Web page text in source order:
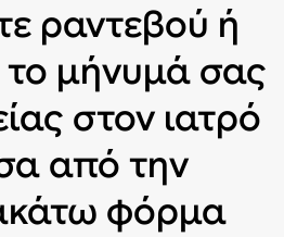
ραντεβού ή
το μήνυμά σας
στον ιατρό
από την
φόρμα